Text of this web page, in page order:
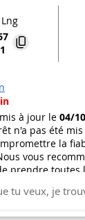
à jour le 04/
n'a pas été
la
vous
prendre toutes
vous en êtes
tu veux, je